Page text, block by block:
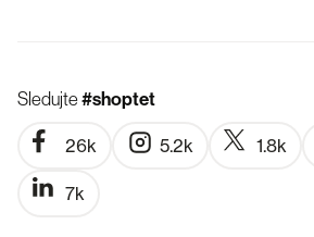
Sledujte#shoptet
26k 5.2k 1.8k
7k